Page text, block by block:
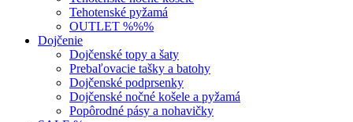
Tehotenské pyžamá
OUTLET %%%
Dojčenie
Dojčenské topy a šaty
Prebaľovacie tašky a batohy
Dojčenské podprsenky
Dojčenské nočné košele a pyžamá
Popôrodné pásy a nohavičky